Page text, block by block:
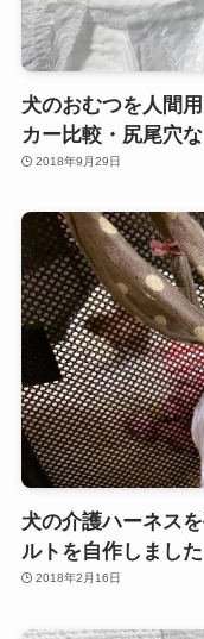
犬のおむつを人間
カー比較・尻尾穴な
2018年9月29日
犬の介護ハーネス
ルトを自作しまし
2018年2月16日